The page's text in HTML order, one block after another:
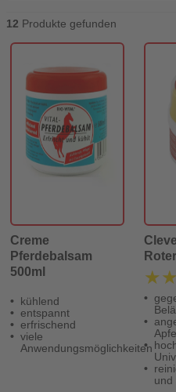
12 Produkte gefunden
Creme
Pferdebalsam
500ml
kühlend
entspannt
erfrischend
viele
Anwendungsmöglichkeiten
und